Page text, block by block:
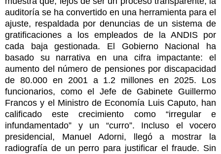
auditoría se ha convertido en una herramienta para el
ajuste, respaldada por denuncias de un sistema de
gratificaciones a los empleados de la ANDIS por
cada baja gestionada. El Gobierno Nacional ha
basado su narrativa en una cifra impactante: el
aumento del número de pensiones por discapacidad
de 80.000 en 2001 a 1.2 millones en 2025. Los
funcionarios, como el Jefe de Gabinete Guillermo
Francos y el Ministro de Economía Luis Caputo, han
calificado este crecimiento como “irregular e
infundamentado” y un “curro”. Incluso el vocero
presidencial, Manuel Adorni, llegó a mostrar la
radiografía de un perro para justificar el fraude. Sin